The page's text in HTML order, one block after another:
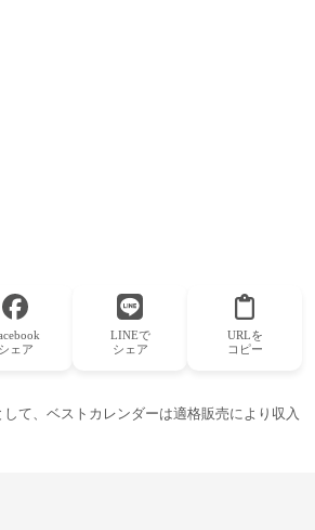
シェア
LINEで
シェア
URLを
コピー
て、ベストカレンダーは適格販売により収入